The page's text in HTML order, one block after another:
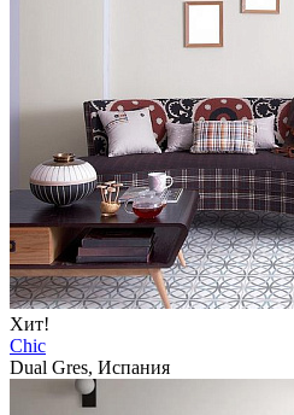
Хит!
Chic
Dual Gres, Испания